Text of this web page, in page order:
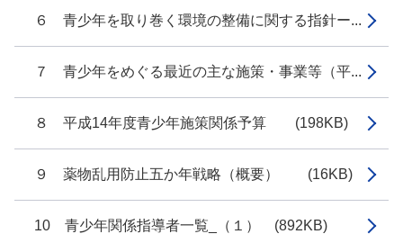
６ 青少年を取り巻く環境の整備に関する指針ー...
７ 青少年をめぐる最近の主な施策・事業等（平...
８ 平成14年度青少年施策関係予算 (198KB)
９ 薬物乱用防止五か年戦略（概要） (16KB)
10 青少年関係指導者一覧_（１） (892KB)